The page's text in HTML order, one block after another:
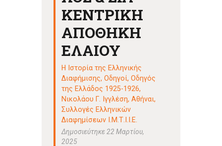
ΚΕΝΤΡΙΚΗ
ΑΠΟΘΗΚΗ
ΕΛΑΙΟΥ
Η Ιστορία της Ελληνικής
Διαφήμισης,Οδηγοί,Οδηγός
της Ελλάδος 1925-1926,
Νικολάου Γ. Ιγγλέση, Αθήναι,
Συλλογές Ελληνικών
Διαφημίσεων Ι.Μ.Τ.Ι.Ι.Ε.
Δημοσιεύτηκε 22 Μαρτίου,
2025